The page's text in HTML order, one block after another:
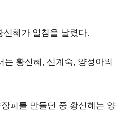
신혜가 일침을 날렸다.
는 황신혜, 신계숙, 양정아의
피를 만들던 중 황신혜는 양